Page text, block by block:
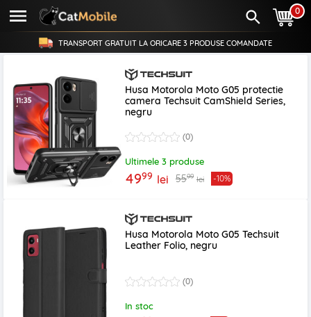
0
TRANSPORT GRATUIT LA ORICARE 3 PRODUSE COMANDATE
Husa Motorola Moto G05 protectie
camera Techsuit CamShield Series,
negru
(0)
Ultimele 3 produse
4999 lei 5599 lei -10%
Husa Motorola Moto G05 Techsuit
Leather Folio, negru
(0)
In stoc